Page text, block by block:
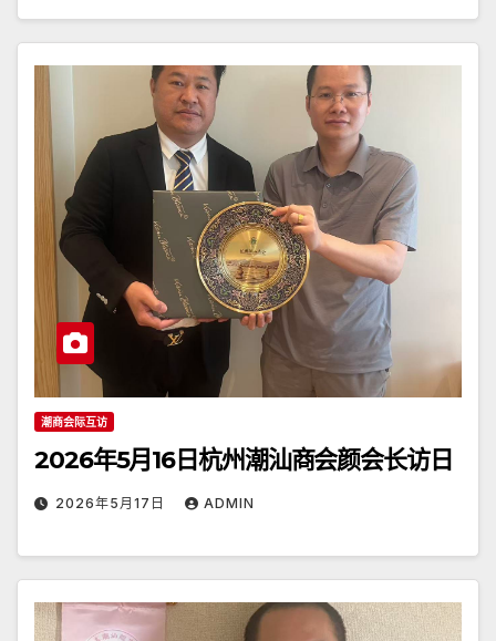
潮商会际互访
2026年5月16日杭州潮汕商会颜会长访日
2026年5月17日 ADMIN